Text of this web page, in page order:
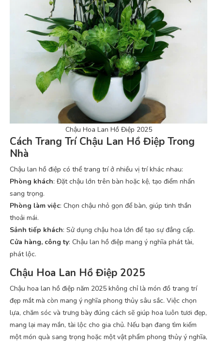
Chậu Hoa Lan Hồ Điệp 2025
Cách Trang Trí Chậu Lan Hồ Điệp Trong
Nhà
Chậu lan hồ điệp có thể trang trí ở nhiều vị trí khác nhau:
Phòng khách: Đặt chậu lớn trên bàn hoặc kệ, tạo điểm nhấn
sang trọng.
Phòng làm việc: Chọn chậu nhỏ gọn để bàn, giúp tinh thần
thoải mái.
Sảnh tiếp khách: Sử dụng chậu hoa lớn để tạo sự đẳng cấp.
Cửa hàng, công ty: Chậu lan hồ điệp mang ý nghĩa phát tài,
phát lộc.
Chậu Hoa Lan Hồ Điệp 2025
Chậu hoa lan hồ điệp năm 2025 không chỉ là món đồ trang trí
đẹp mắt mà còn mang ý nghĩa phong thủy sâu sắc. Việc chọn
lựa, chăm sóc và trưng bày đúng cách sẽ giúp hoa luôn tươi đẹp,
mang lại may mắn, tài lộc cho gia chủ. Nếu bạn đang tìm kiếm
một món quà sang trọng hoặc một vật phẩm phong thủy ý nghĩa,